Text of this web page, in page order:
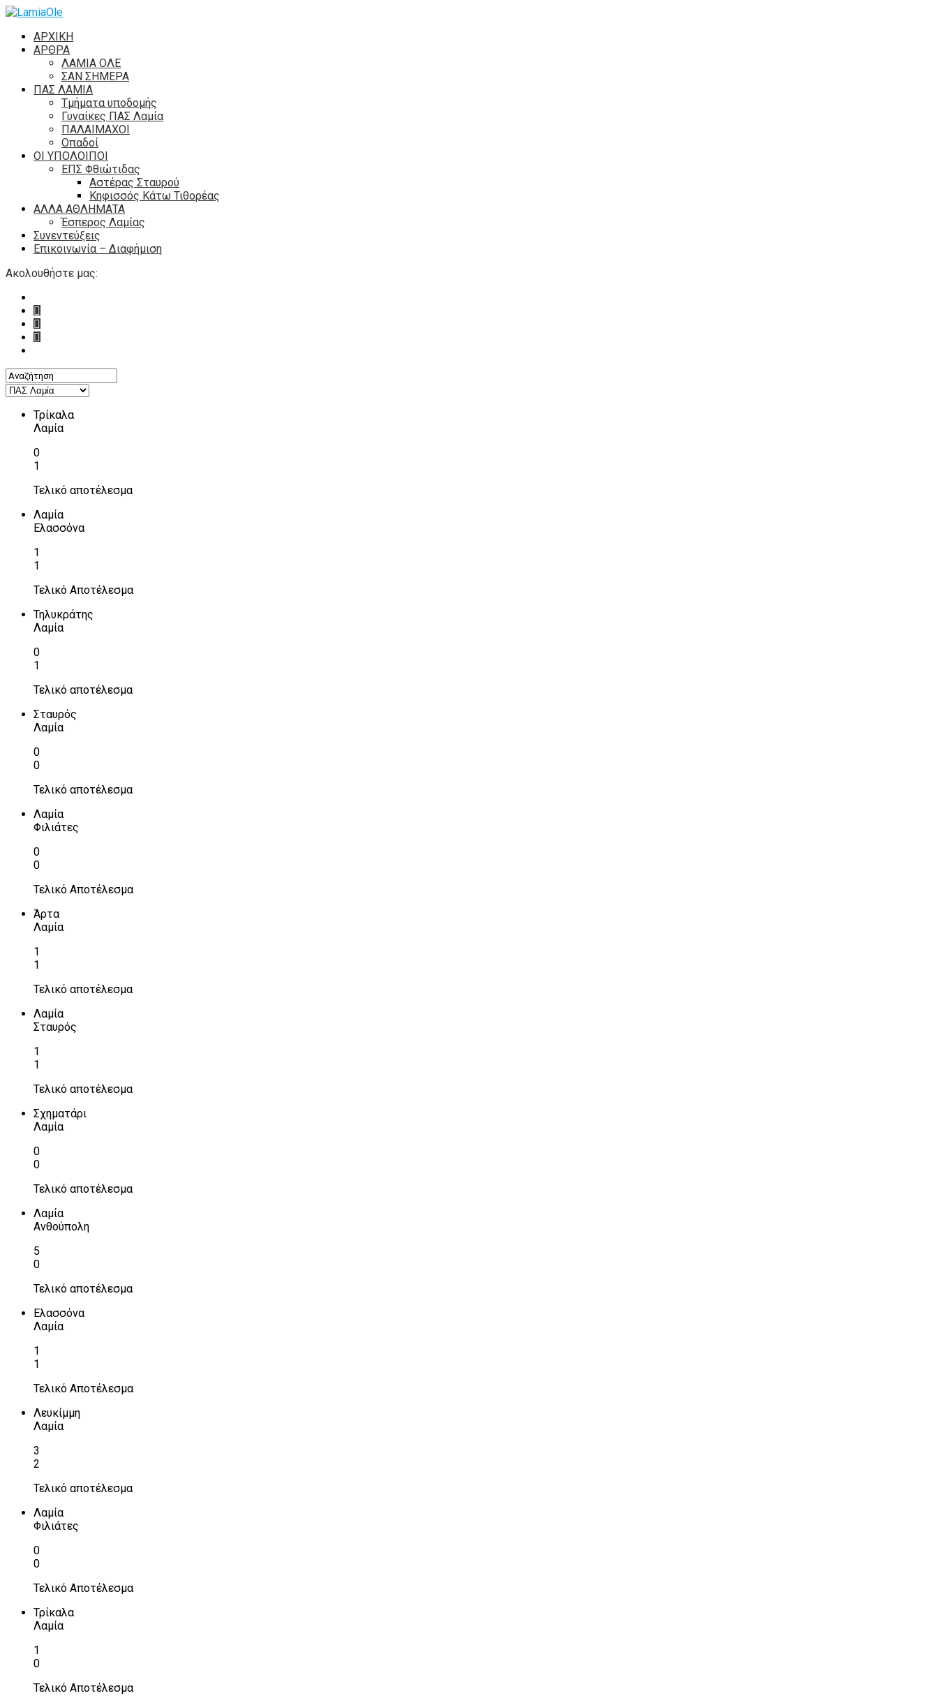
ΑΡΧΙΚΗ
ΑΡΘΡΑ
ΛΑΜΙΑ ΟΛΕ
ΣΑΝ ΣΗΜΕΡΑ
ΠΑΣ ΛΑΜΙΑ
Τμήματα υποδομής
Γυναίκες ΠΑΣ Λαμία
ΠΑΛΑΙΜΑΧΟΙ
Οπαδοί
ΟΙ ΥΠΟΛΟΙΠΟΙ
ΕΠΣ Φθιώτιδας
Αστέρας Σταυρού
Κηφισσός Κάτω Τιθορέας
ΑΛΛΑ ΑΘΛΗΜΑΤΑ
Έσπερος Λαμίας
Συνεντεύξεις
Επικοινωνία – Διαφήμιση
Ακολουθήστε μας:
Τρίκαλα
Λαμία
0
1
Τελικό αποτέλεσμα
Λαμία
Ελασσόνα
1
1
Τελικό Αποτέλεσμα
Τηλυκράτης
Λαμία
0
1
Τελικό αποτέλεσμα
Σταυρός
Λαμία
0
0
Τελικό αποτέλεσμα
Λαμία
Φιλιάτες
0
0
Τελικό Αποτέλεσμα
Άρτα
Λαμία
1
1
Τελικό αποτέλεσμα
Λαμία
Σταυρός
1
1
Τελικό αποτέλεσμα
Σχηματάρι
Λαμία
0
0
Τελικό αποτέλεσμα
Λαμία
Ανθούπολη
5
0
Τελικό αποτέλεσμα
Ελασσόνα
Λαμία
1
1
Τελικό Αποτέλεσμα
Λευκίμμη
Λαμία
3
2
Τελικό αποτέλεσμα
Λαμία
Φιλιάτες
0
0
Τελικό Αποτέλεσμα
Τρίκαλα
Λαμία
1
0
Τελικό Αποτέλεσμα